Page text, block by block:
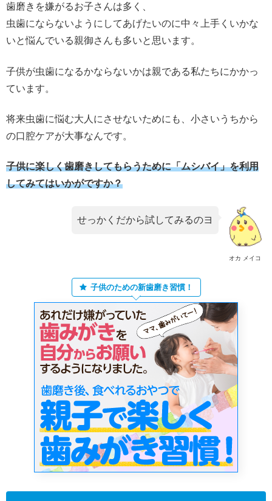
歯磨きを嫌がるお子さんは多く、
虫歯にならないようにしてあげたいのに中々上手くいかな
いと悩んでいる親御さんも多いと思います。
子供が虫歯になるかならないかは親である私たちにかかっ
ています。
将来虫歯に悩む大人にさせないためにも、小さいうちから
の口腔ケアが大事なんです。
子供に楽しく歯磨きしてもらうために「ムシバイ」を利用
してみてはいかがですか？
オカ メイコ
せっかくだから試してみるのヨ
子供のための新歯磨き習慣！